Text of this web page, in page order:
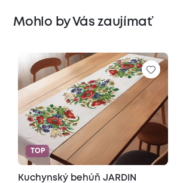
Mohlo by Vás zaujímať
TOP
Kuchynský behúň JARDIN